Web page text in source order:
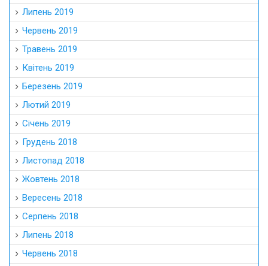
Липень 2019
Червень 2019
Травень 2019
Квітень 2019
Березень 2019
Лютий 2019
Січень 2019
Грудень 2018
Листопад 2018
Жовтень 2018
Вересень 2018
Серпень 2018
Липень 2018
Червень 2018